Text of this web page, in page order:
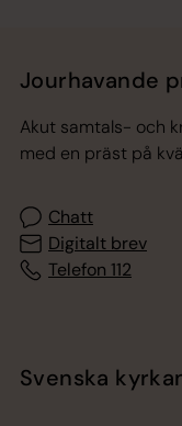
Jourhavande
Akut samtals- och
med en präst på
Chatt
Digitalt brev
Telefon 112
Svenska